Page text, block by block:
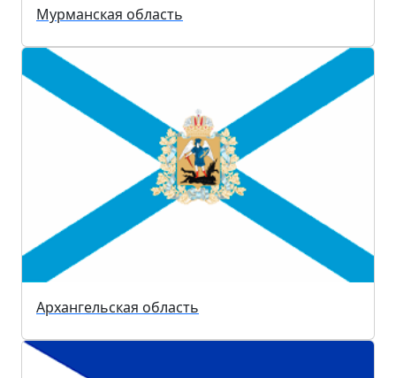
Мурманская область
Архангельская область